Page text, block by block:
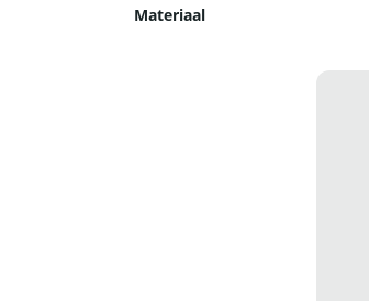
Materiaal